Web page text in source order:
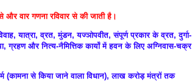
और वार गणना रविवार से की जाती है।
यात्रा, व्रत, मुंडन, यज्ञोपवीत, संपूर्ण प्रकार के व्रत, दुर्गा-
ग्रहण और नित्य-नैमित्तिक कार्यों में हवन के लिए अग्निवास-चक्र
(कामना से किया जाने वाला विधान), लाख करोड़ मंत्रों तक